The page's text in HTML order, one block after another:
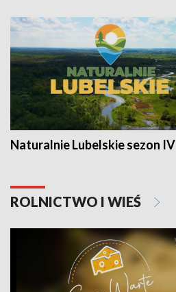
Naturalnie Lubelskie sezon IV
ROLNICTWO I WIEŚ